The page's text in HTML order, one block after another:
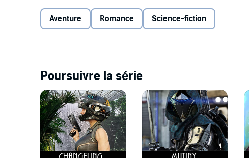
there will not be enough raw materials and supplies to
thousands.
What starts as wonder, being the first human to set foot
©2020 Erik Schubach (P)2021 Erik Schubach
Aventure Romance Science-fiction
Poursuivre la série